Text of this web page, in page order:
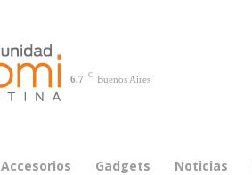
6.7 C Buenos Aires
Accesorios Gadgets Noticias